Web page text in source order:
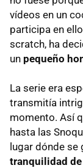
vídeos en un
participa en
scratch, ha
un pequeño
La serie era
transmitía
momento. Así
hasta las
lugar dónde
tranquilidad